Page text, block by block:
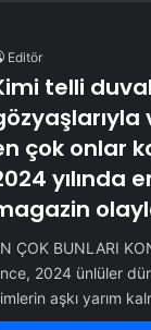
Editör
telli
çok onlar
yılında
ÇOK BUNLARI
2024 ünlüler
aşkı yarım